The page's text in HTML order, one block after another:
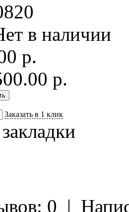
в наличии
р.
р.
Заказать в 1 клик
0 |